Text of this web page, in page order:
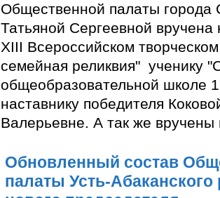
Общественной палаты города
Татьяной Сергеевной вручена
XIII Всероссийском
семейная реликвия" ученику
общеобразовательной школе
наставнику победителя
Валерьевне. А так же вручены
Обновленный состав
палаты Усть-